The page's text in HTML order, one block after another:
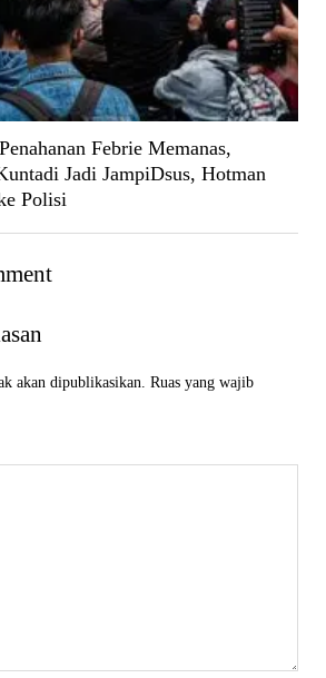
Febrie Memanas,
Jadi JampiDsus, Hotman
Polisi
akan dipublikasikan. Ruas yang wajib